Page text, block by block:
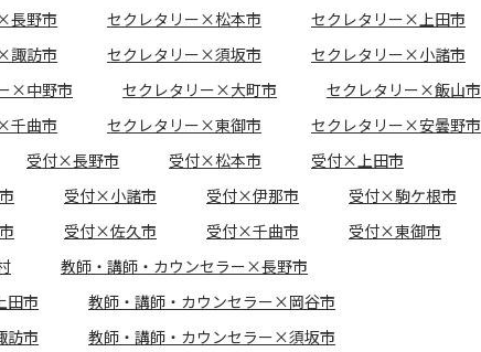
長野市 セクレタリー×松本市
セクレタリー×上田市
諏訪市 セクレタリー×須坂市
セクレタリー×小諸市
×中野市 セクレタリー×大町市
セクレタリー×飯山市
千曲市 セクレタリー×東御市
セクレタリー×安曇野市
受付×長野市 受付×松本市
受付×上田市
受付×小諸市 受付×伊那市
受付×駒ケ根市
受付×佐久市 受付×千曲市
受付×東御市
教師・講師・カウンセラー×長野市
田市
教師・講師・カウンセラー×岡谷市
訪市 教師・講師・カウンセラー×須坂市